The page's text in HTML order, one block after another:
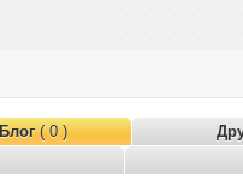
Блог( 0 )